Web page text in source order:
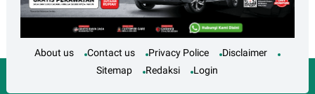
About us Contact us Privacy Police
Disclaimer
Sitemap
Redaksi Login